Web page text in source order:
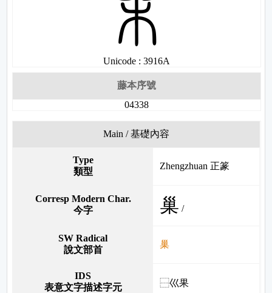
Unicode : 3916A
藤本序號
04338
Main / 基礎內容
Type
類型
Zhengzhuan 正篆
Corresp Modern Char.
今字
巢 /
SW Radical
說文部首
巢
IDS
表意文字描述字元
⿱巛果